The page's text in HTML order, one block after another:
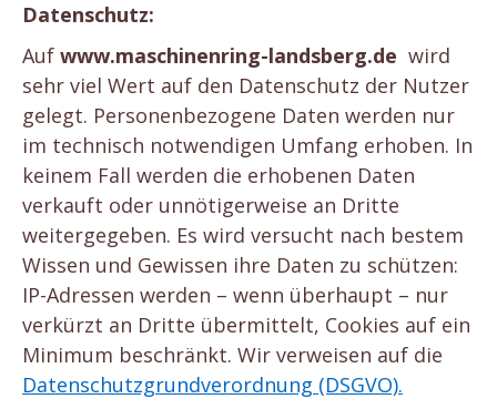
Datenschutz:
Auf www.maschinenring-landsberg.de wird
sehr viel Wert auf den Datenschutz der Nutzer
gelegt. Personenbezogene Daten werden nur
im technisch notwendigen Umfang erhoben. In
keinem Fall werden die erhobenen Daten
verkauft oder unnötigerweise an Dritte
weitergegeben. Es wird versucht nach bestem
Wissen und Gewissen ihre Daten zu schützen:
IP-Adressen werden – wenn überhaupt – nur
verkürzt an Dritte übermittelt, Cookies auf ein
Minimum beschränkt. Wir verweisen auf die
Datenschutzgrundverordnung (DSGVO).